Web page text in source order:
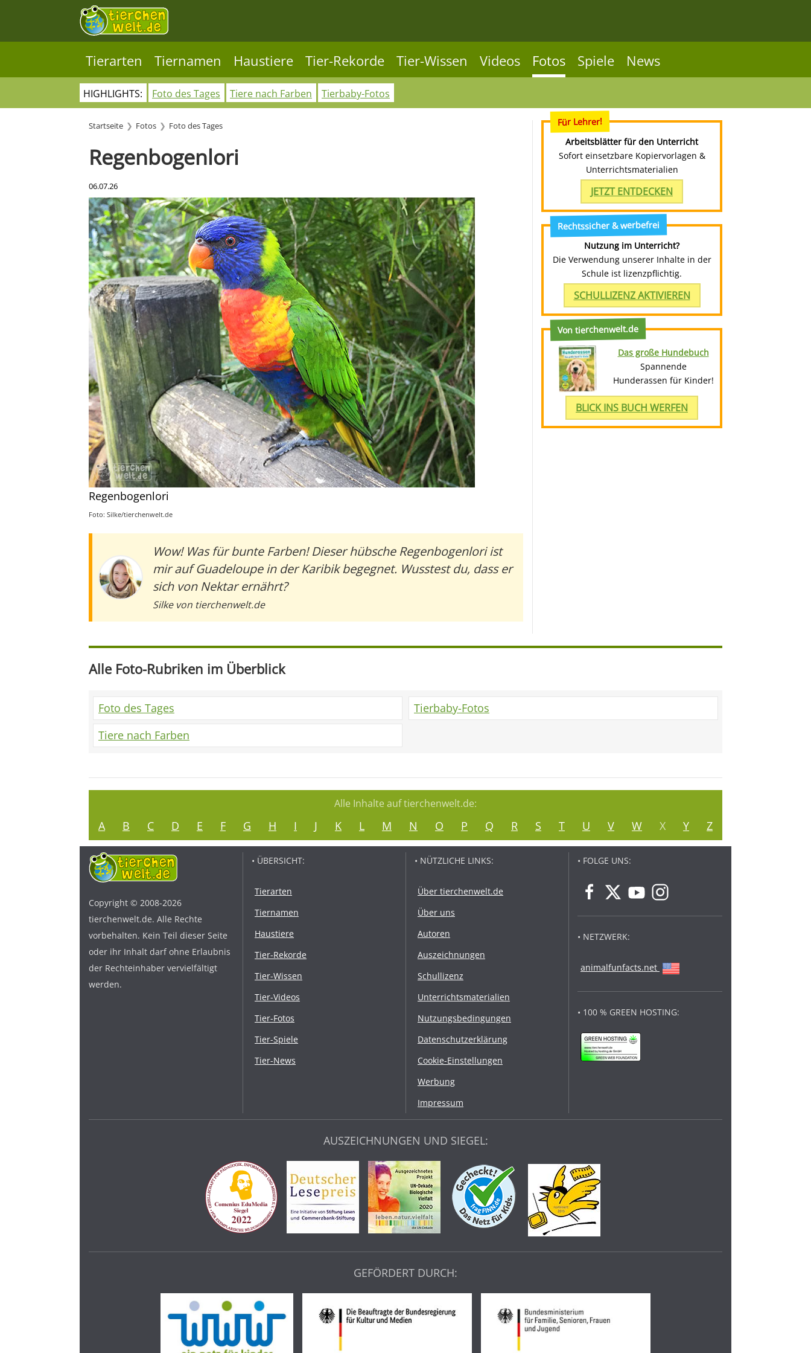
Tierarten Tiernamen Haustiere Tier-Rekorde Tier-Wissen Videos Fotos Spiele News
HIGHLIGHTS: Foto des Tages Tiere nach Farben Tierbaby-Fotos
Startseite Fotos Foto des Tages
Regenbogenlori
06.07.26
Regenbogenlori
Foto: Silke/tierchenwelt.de
Wow! Was für bunte Farben! Dieser hübsche Regenbogenlori ist
mir auf Guadeloupe in der Karibik begegnet. Wusstest du, dass er
sich von Nektar ernährt?
Silke von tierchenwelt.de
Für Lehrer!
Arbeitsblätter für den Unterricht
Sofort einsetzbare Kopiervorlagen &
Unterrichtsmaterialien
JETZT ENTDECKEN
Rechtssicher & werbefrei
Nutzung im Unterricht?
Die Verwendung unserer Inhalte in der
Schule ist lizenzpflichtig.
SCHULLIZENZ AKTIVIEREN
Von tierchenwelt.de
Das große Hundebuch
Spannende
Hunderassen für Kinder!
BLICK INS BUCH WERFEN
Alle Foto-Rubriken im Überblick
Foto des Tages
Tiere nach Farben
Tierbaby-Fotos
Alle Inhalte auf tierchenwelt.de:
A B C D E F G H I J K L M N O P Q R S T U V W X Y Z
Copyright © 2008-2026
tierchenwelt.de. Alle Rechte
vorbehalten. Kein Teil dieser Seite
oder ihr Inhalt darf ohne Erlaubnis
der Rechteinhaber vervielfältigt
werden.
• ÜBERSICHT:
Tierarten
Tiernamen
Haustiere
Tier-Rekorde
Tier-Wissen
Tier-Videos
Tier-Fotos
Tier-Spiele
Tier-News
• NÜTZLICHE LINKS:
Über tierchenwelt.de
Über uns
Autoren
Auszeichnungen
Schullizenz
Unterrichtsmaterialien
Nutzungsbedingungen
Datenschutzerklärung
Cookie-Einstellungen
Werbung
Impressum
• FOLGE UNS:
• NETZWERK:
animalfunfacts.net
• 100 % GREEN HOSTING:
AUSZEICHNUNGEN UND SIEGEL:
GEFÖRDERT DURCH: